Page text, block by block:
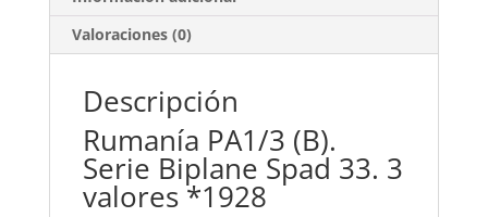
*1928
cantidad
Valoraciones (0)
Descripción
Rumanía PA1/3 (B).
Serie Biplane Spad 33. 3
valores *1928